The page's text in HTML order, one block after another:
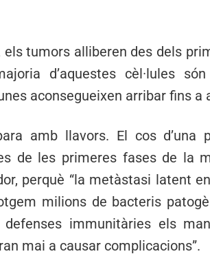
els tumors alliberen des dels
d’aquestes cèl·lules
aconsegueixen arribar fins a
amb llavors. El cos d’una
de les primeres fases de la
perquè “la metàstasi latent
milions de bacteris
defenses immunitàries els
mai a causar complicacions”.